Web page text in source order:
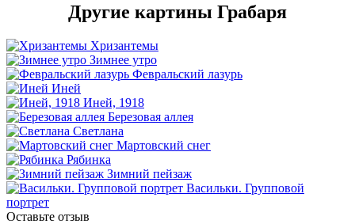
Другие картины Грабаря
Хризантемы
Зимнее утро
Февральский лазурь
Иней
Иней, 1918
Березовая аллея
Светлана
Мартовский снег
Рябинка
Зимний пейзаж
Васильки. Групповой
портрет
Оставьте отзыв